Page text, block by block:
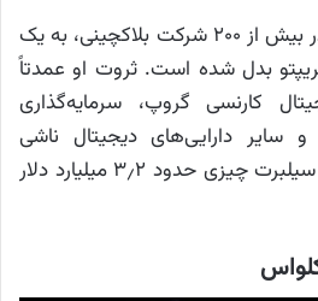
سیلبرت با سرمایه‌گذاری در بیش از ۲۰۰ شرکت بلاکچینی، به یک
بدل شده است. ثروت او عمدتاً
کارنسی گروپ، سرمایه‌گذاری
سایر دارایی‌های دیجیتال ناشی
می‌شود. براساس بایننس سیلبرت چیزی حدود ۳٫۲ میلیارد دلار